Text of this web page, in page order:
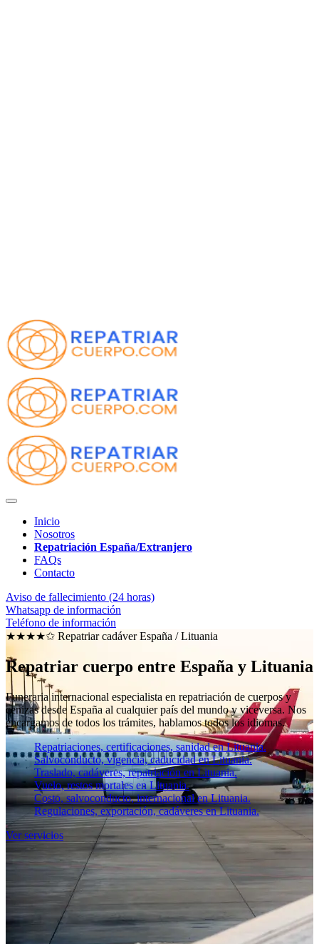
Inicio
Nosotros
Repatriación España/Extranjero
FAQs
Contacto
Aviso de fallecimiento (24 horas)
Whatsapp de información
Teléfono de información
★★★★✩ Repatriar cadáver España /Lituania
Repatriar cuerpo entre España y Lituania
Funeraria internacional especialista en repatriación de cuerpos y
cenizas desde España al cualquier país del mundo y viceversa. Nos
encargamos de todos los trámites, hablamos todos los idiomas.
Repatriaciones, certificaciones, sanidad en Lituania.
Salvoconducto, vigencia, caducidad en Lituania.
Traslado, cadáveres, repatriación en Lituania.
Vuelo, restos mortales en Lituania.
Costo, salvoconducto, internacional en Lituania.
Regulaciones, exportación, cadáveres en Lituania.
Ver servicios